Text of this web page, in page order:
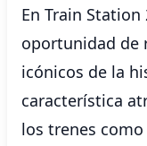
En Train
oportunidad de
icónicos de la
característica
los trenes